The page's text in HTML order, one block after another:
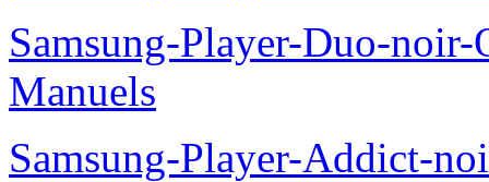
Samsung-Player-Duo-
Manuels
Samsung-Player-Addict-